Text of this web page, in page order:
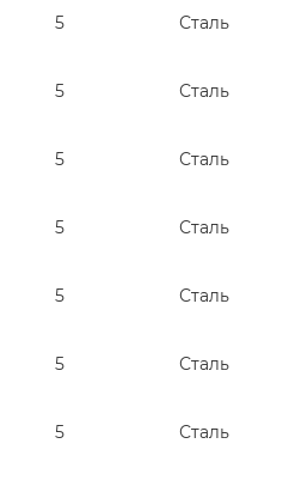
5 Сталь
5 Сталь
5 Сталь
5 Сталь
5 Сталь
5 Сталь
5 Сталь